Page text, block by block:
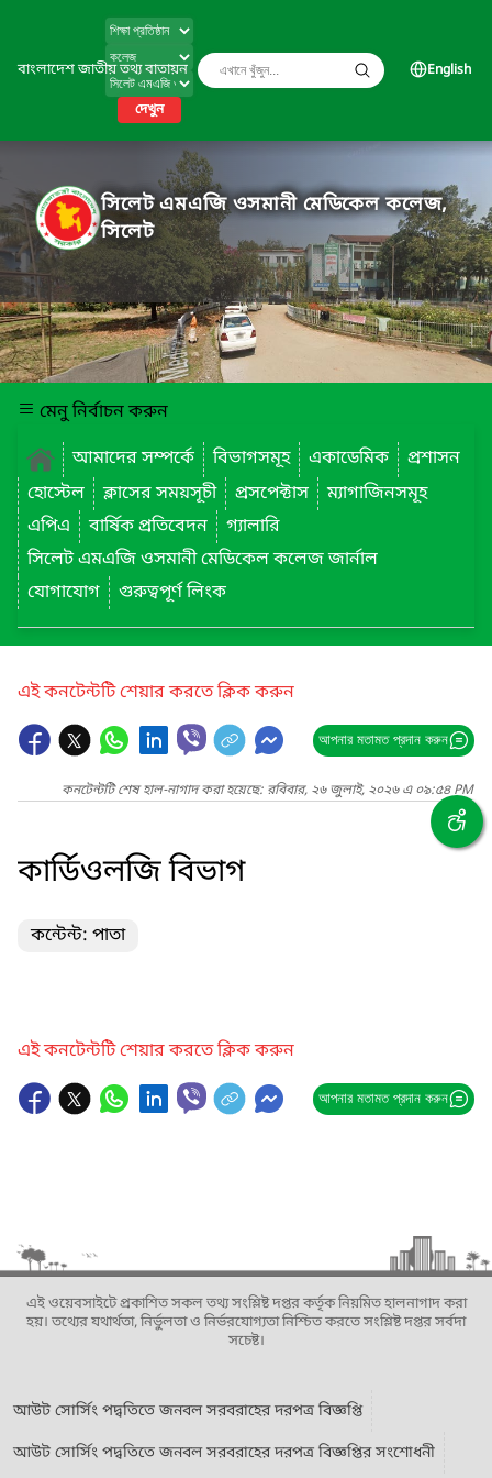
বাংলাদেশ জাতীয় তথ্য বাতায়ন
দেখুন
English
সিলেট এমএজি ওসমানী মেডিকেল কলেজ,
সিলেট
মেনু নির্বাচন করুন
আমাদের সম্পর্কে
বিভাগসমূহ একাডেমিক
প্রশাসন
হোস্টেল
ক্লাসের সময়সূচী প্রসপেক্টাস
ম্যাগাজিনসমূহ
এপিএ
বার্ষিক প্রতিবেদন
গ্যালারি
সিলেট এমএজি ওসমানী মেডিকেল কলেজ জার্নাল
যোগাযোগ
গুরুত্বপূর্ণ লিংক
এই কনটেন্টটি শেয়ার করতে ক্লিক করুন
আপনার মতামত প্রদান করুন
কনটেন্টটি শেষ হাল-নাগাদ করা হয়েছে: রবিবার, ২৬ জুলাই, ২০২৬ এ ০৯:৫৪ PM
কার্ডিওলজি বিভাগ
কন্টেন্ট: পাতা
এই কনটেন্টটি শেয়ার করতে ক্লিক করুন
আপনার মতামত প্রদান করুন
এই ওয়েবসাইটে প্রকাশিত সকল তথ্য সংশ্লিষ্ট দপ্তর কর্তৃক নিয়মিত হালনাগাদ করা
হয়। তথ্যের যথার্থতা, নির্ভুলতা ও নির্ভরযোগ্যতা নিশ্চিত করতে সংশ্লিষ্ট দপ্তর সর্বদা
সচেষ্ট।
আউট সোর্সিং পদ্বতিতে জনবল সরবরাহের দরপত্র বিজ্ঞপ্তি
আউট সোর্সিং পদ্বতিতে জনবল সরবরাহের দরপত্র বিজ্ঞপ্তির সংশোধনী